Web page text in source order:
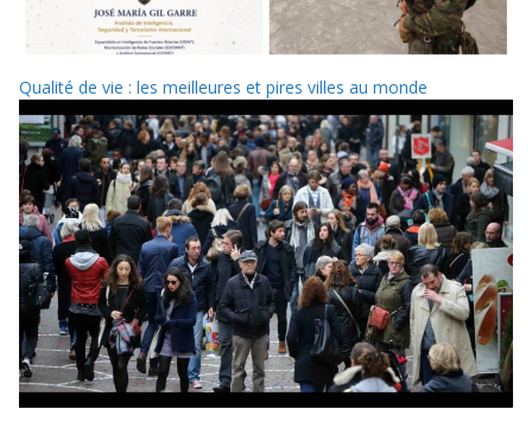
Qualité de vie : les meilleures et pires villes au monde